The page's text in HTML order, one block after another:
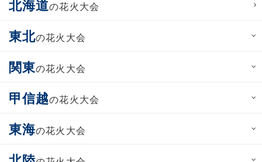
北海道の花火大会
東北の花火大会
関東の花火大会
甲信越の花火大会
東海の花火大会